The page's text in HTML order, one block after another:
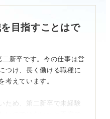
目指すことはで
新卒です。今の仕事は営
つけ、長く働ける職種に
考えています。
ため、第二新卒で未経験
いのではないかと不安で